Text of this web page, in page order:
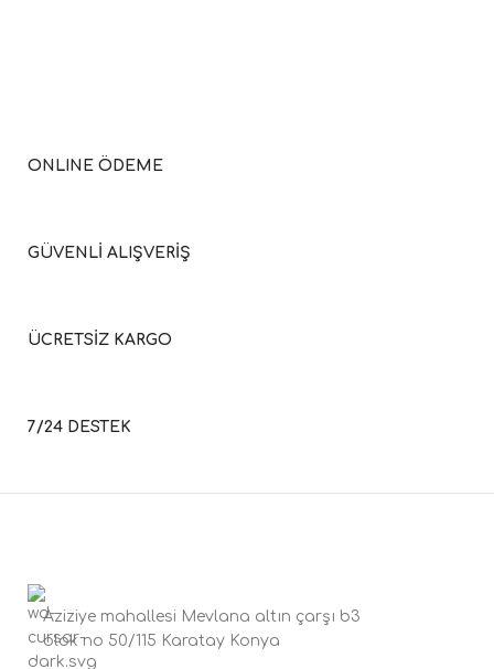
ONLINE ÖDEME
GÜVENLİ ALIŞVERİŞ
ÜCRETSİZ KARGO
7/24 DESTEK
Aziziye mahallesi Mevlana altın çarşı b3
blok no 50/115 Karatay Konya